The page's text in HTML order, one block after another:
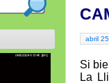
abril
Si
La